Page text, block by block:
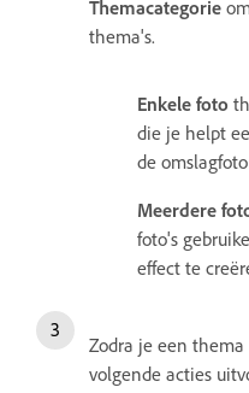
Themacategorie
thema's.
Enkele foto
die je helpt
de
Meerdere
foto's
effect te
Zodra je een
volgende acties